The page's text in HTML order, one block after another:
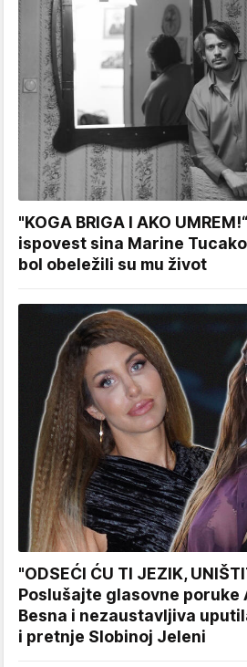
"KOGA BRIGA I AKO
ispovest sina Marine
bol obeležili su mu život
"ODSEĆI ĆU TI JEZIK,
Poslušajte glasovne poruke
Besna i nezaustavljiva
i pretnje Slobinoj Jeleni